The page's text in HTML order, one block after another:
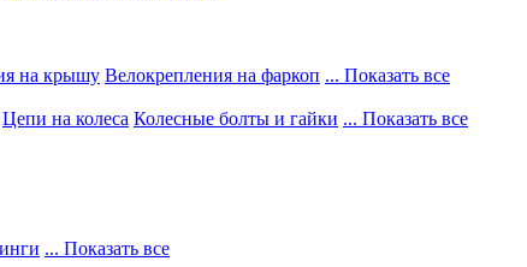
на крышу Велокрепления на фаркоп ... Показать все
Цепи на колеса Колесные болты и гайки ... Показать все
... Показать все